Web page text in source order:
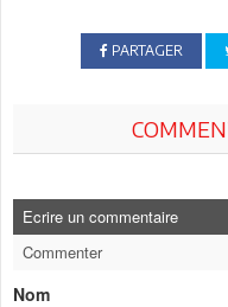
PARTAGER
Ecrire un commentaire
Commenter
Nom